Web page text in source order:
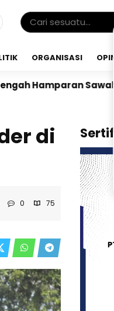
ORGANISASI
Dr. Bunyamin
di
0 75